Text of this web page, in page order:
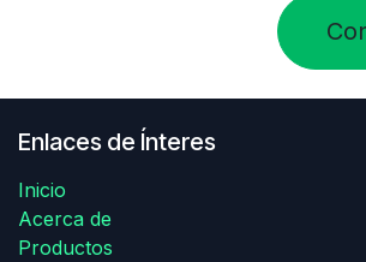
Enlaces de Ínteres
Inicio
Acerca de
Productos